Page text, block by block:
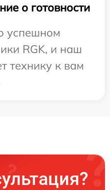
о готовности
успешном
RGK, и наш
технику к вам